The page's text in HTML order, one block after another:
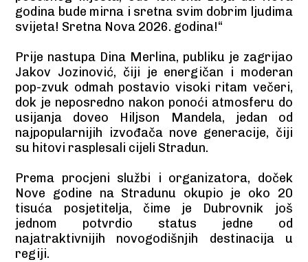
godina bude mirna i sretna svim dobrim ljudima
svijeta! Sretna Nova 2026. godina!“
Prije nastupa Dina Merlina, publiku je zagrijao
Jakov Jozinović, čiji je energičan i moderan
pop-zvuk odmah postavio visoki ritam večeri,
dok je neposredno nakon ponoći atmosferu do
usijanja doveo Hiljson Mandela, jedan od
najpopularnijih izvođača nove generacije, čiji
su hitovi rasplesali cijeli Stradun.
Prema procjeni službi i organizatora, doček
Nove godine na Stradunu okupio je oko 20
tisuća posjetitelja, čime je Dubrovnik još
jednom potvrdio status jedne od
najatraktivnijih novogodišnjih destinacija u
regiji.